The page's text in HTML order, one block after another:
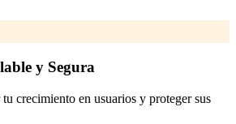
y Segura
crecimiento en usuarios y proteger sus